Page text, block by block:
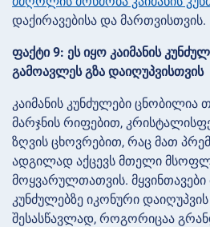
დაქირავებისა და მართვისთვის.
ფაქტი 9: ეს იყო კაიმანის
გამოავლეს გზა დაიღუპვისთვის
კაიმანის კუნძულები ცნობილია
მარჯნის რიფებით,
ზღვის ცხოვრებით, რაც მათ
ადგილად აქცევს მთელი
მოყვარულთათვის. მყვინთავები
კუნძულებზე იკონური
შესასწავლად, როგორიცაა